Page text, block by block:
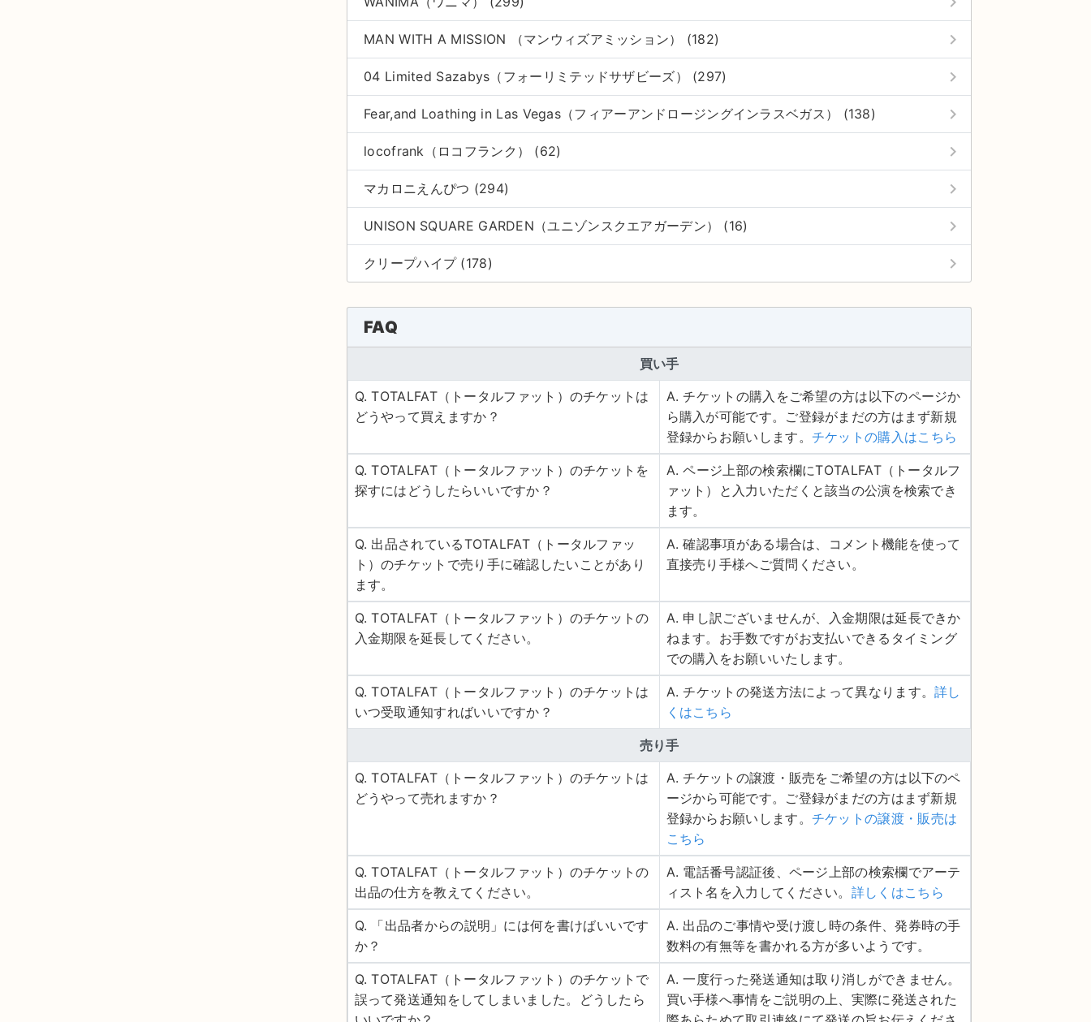
MAN WITH A MISSION （マンウィズアミッション） (182) keyboard_arrow_right
04 Limited Sazabys（フォーリミテッドサザビーズ） (297) keyboard_arrow_right
Fear,and Loathing in Las Vegas（フィアーアンドロージングインラスベガス） (138) keyboard_arrow_right
locofrank（ロコフランク） (62) keyboard_arrow_right
マカロニえんぴつ (294) keyboard_arrow_right
UNISON SQUARE GARDEN（ユニゾンスクエアガーデン） (16) keyboard_arrow_right
クリープハイプ (178) keyboard_arrow_right
FAQ
買い手
Q. TOTALFAT（トータルファット）のチケットは
どうやって買えますか？
A. チケットの購入をご希望の方は以下のページか
ら購入が可能です。ご登録がまだの方はまず新規
登録からお願いします。 チケットの購入はこちら
Q. TOTALFAT（トータルファット）のチケットを
探すにはどうしたらいいですか？
A. ページ上部の検索欄にTOTALFAT（トータルフ
ァット）と入力いただくと該当の公演を検索でき
ます。
Q. 出品されているTOTALFAT（トータルファッ
ト）のチケットで売り手に確認したいことがあり
ます。
A. 確認事項がある場合は、コメント機能を使って
直接売り手様へご質問ください。
Q. TOTALFAT（トータルファット）のチケットの
入金期限を延長してください。
A. 申し訳ございませんが、入金期限は延長できか
ねます。お手数ですがお支払いできるタイミング
での購入をお願いいたします。
Q. TOTALFAT（トータルファット）のチケットは
いつ受取通知すればいいですか？
A. チケットの発送方法によって異なります。詳し
くはこちら
売り手
Q. TOTALFAT（トータルファット）のチケットは
どうやって売れますか？
A. チケットの譲渡・販売をご希望の方は以下のペ
ージから可能です。ご登録がまだの方はまず新規
登録からお願いします。 チケットの譲渡・販売は
こちら
Q. TOTALFAT（トータルファット）のチケットの
出品の仕方を教えてください。
A. 電話番号認証後、ページ上部の検索欄でアーテ
ィスト名を入力してください。 詳しくはこちら
Q. 「出品者からの説明」には何を書けばいいです
か？
A. 出品のご事情や受け渡し時の条件、発券時の手
数料の有無等を書かれる方が多いようです。
Q. TOTALFAT（トータルファット）のチケットで
誤って発送通知をしてしまいました。どうしたら
A. 一度行った発送通知は取り消しができません。
買い手様へ事情をご説明の上、実際に発送された